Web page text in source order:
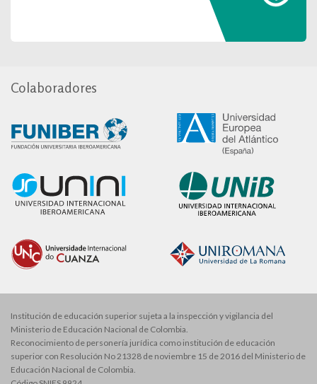
Colaboradores
Institución de educación superior sujeta a la inspección y vigilancia del
Ministerio de Educación Nacional de Colombia.
Reconocimiento de personería jurídica como institución de educación
superior con Resolución No 21328 de noviembre 15 de 2016 del Ministerio de
Educación Nacional de Colombia.